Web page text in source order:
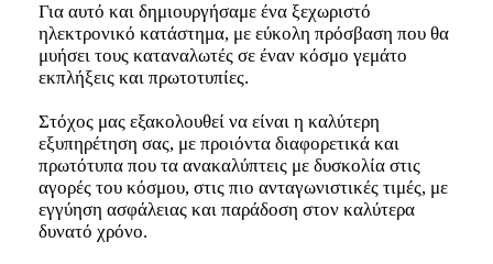
Για αυτό και δημιουργήσαμε ένα ξεχωριστό
ηλεκτρονικό κατάστημα, με εύκολη πρόσβαση που θα
μυήσει τους καταναλωτές σε έναν κόσμο γεμάτο
εκπλήξεις και πρωτοτυπίες.
Στόχος μας εξακολουθεί να είναι η καλύτερη
εξυπηρέτηση σας, με προιόντα διαφορετικά και
πρωτότυπα που τα ανακαλύπτεις με δυσκολία στις
αγορές του κόσμου, στις πιο ανταγωνιστικές τιμές, με
εγγύηση ασφάλειας και παράδοση στον καλύτερα
δυνατό χρόνο.